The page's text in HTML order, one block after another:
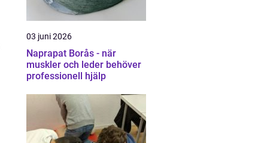
03 juni 2026
Naprapat Borås - när
muskler och leder behöver
professionell hjälp